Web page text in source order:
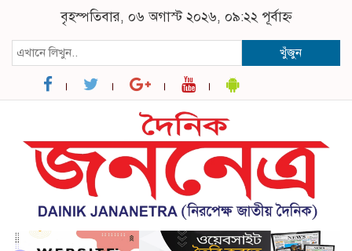
বৃহস্পতিবার, ০৬ অগাস্ট ২০২৬, ০৯:২২ পূর্বাহ্ন
খুঁজুন